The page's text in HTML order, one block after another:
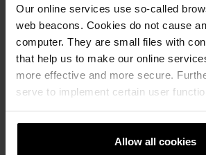
Our online services use so-called
web beacons. Cookies do not cause
computer. They are small files with
that help us to make our online
more effective and more secure.
serve to implement certain user
Allow all cookies